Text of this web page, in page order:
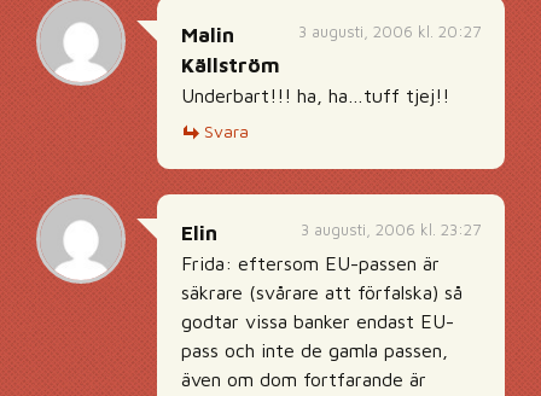
3 augusti, 2006 kl. 20:27
Malin
Källström
Underbart!!! ha, ha…tuff tjej!!
Svara
3 augusti, 2006 kl. 23:27
Elin
Frida: eftersom EU-passen är
säkrare (svårare att förfalska) så
godtar vissa banker endast EU-
pass och inte de gamla passen,
även om dom fortfarande är